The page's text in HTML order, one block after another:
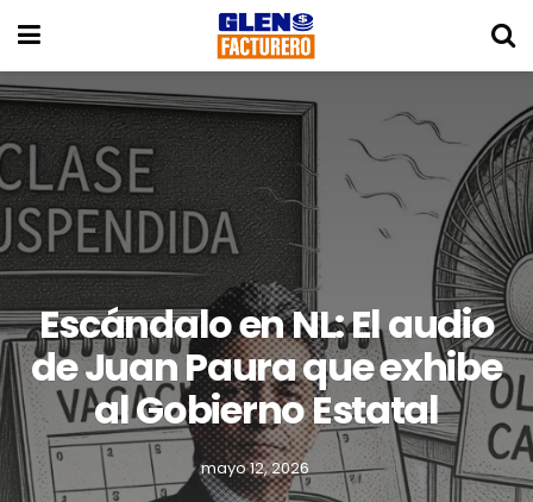
Escándalo en NL: El audio
de Juan Paura que exhibe
al Gobierno Estatal
mayo 12, 2026